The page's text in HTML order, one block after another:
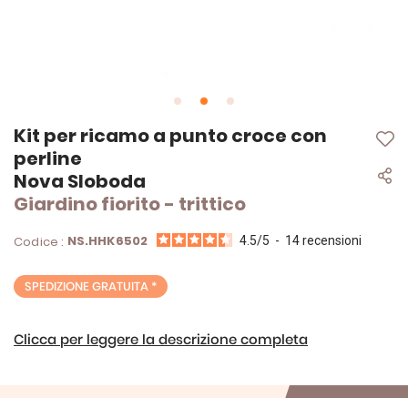
Kit per ricamo a punto croce con
perline
Nova Sloboda
Giardino fiorito - trittico
Codice : NS.HHK6502 4.5/5 - 14recensioni
SPEDIZIONE GRATUITA *
Clicca per leggere la descrizione completa
Vai
all'inizio
della
galleria
di